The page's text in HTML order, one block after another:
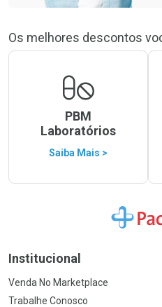
Os melhores descontos
PBM
Laboratórios
Saiba Mais >
Ir para a
Institucional
Venda No Marketplace
Trabalhe Conosco